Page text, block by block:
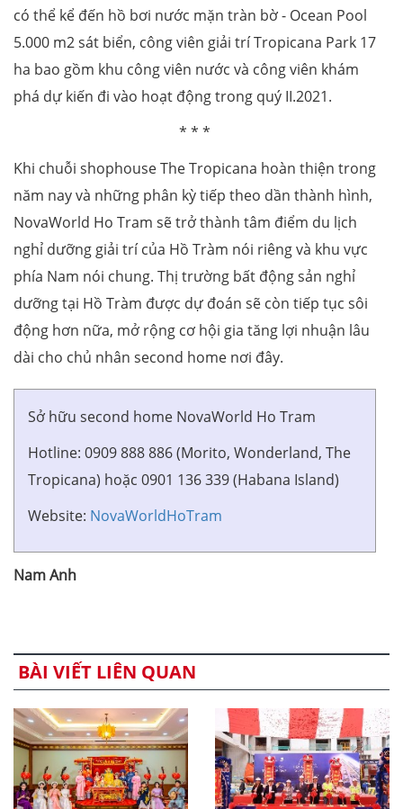
có thể kể đến hồ bơi nước mặn tràn bờ - Ocean Pool
5.000 m2 sát biển, công viên giải trí Tropicana Park 17
ha bao gồm khu công viên nước và công viên khám
phá dự kiến đi vào hoạt động trong quý II.2021.
* * *
Khi chuỗi shophouse The Tropicana hoàn thiện trong
năm nay và những phân kỳ tiếp theo dần thành hình,
NovaWorld Ho Tram sẽ trở thành tâm điểm du lịch
nghỉ dưỡng giải trí của Hồ Tràm nói riêng và khu vực
phía Nam nói chung. Thị trường bất động sản nghỉ
dưỡng tại Hồ Tràm được dự đoán sẽ còn tiếp tục sôi
động hơn nữa, mở rộng cơ hội gia tăng lợi nhuận lâu
dài cho chủ nhân second home nơi đây.
Sở hữu second home NovaWorld Ho Tram
Hotline: 0909 888 886 (Morito, Wonderland, The
Tropicana) hoặc 0901 136 339 (Habana Island)
Website: NovaWorldHoTram
Nam Anh
BÀI VIẾT LIÊN QUAN